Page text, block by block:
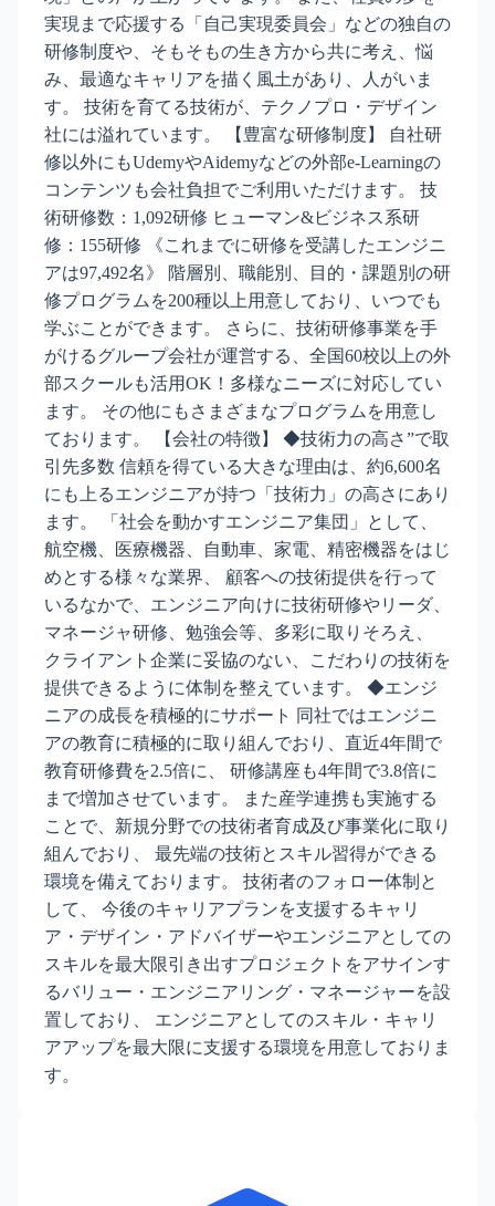
実現まで応援する「自己実現委員会」などの独自の
研修制度や、そもそもの生き方から共に考え、悩
み、最適なキャリアを描く風土があり、人がいま
す。 技術を育てる技術が、テクノプロ・デザイン
社には溢れています。 【豊富な研修制度】 自社研
修以外にもUdemyやAidemyなどの外部e-Learningの
コンテンツも会社負担でご利用いただけます。 技
術研修数：1,092研修 ヒューマン&ビジネス系研
修：155研修 《これまでに研修を受講したエンジニ
アは97,492名》 階層別、職能別、目的・課題別の研
修プログラムを200種以上用意しており、いつでも
学ぶことができます。 さらに、技術研修事業を手
がけるグループ会社が運営する、全国60校以上の外
部スクールも活用OK！多様なニーズに対応してい
ます。 その他にもさまざまなプログラムを用意し
ております。 【会社の特徴】 ◆技術力の高さ”で取
引先多数 信頼を得ている大きな理由は、約6,600名
にも上るエンジニアが持つ「技術力」の高さにあり
ます。 「社会を動かすエンジニア集団」として、
航空機、医療機器、自動車、家電、精密機器をはじ
めとする様々な業界、 顧客への技術提供を行って
いるなかで、エンジニア向けに技術研修やリーダ、
マネージャ研修、勉強会等、多彩に取りそろえ、
クライアント企業に妥協のない、こだわりの技術を
提供できるように体制を整えています。 ◆エンジ
ニアの成長を積極的にサポート 同社ではエンジニ
アの教育に積極的に取り組んでおり、直近4年間で
教育研修費を2.5倍に、 研修講座も4年間で3.8倍に
まで増加させています。 また産学連携も実施する
ことで、新規分野での技術者育成及び事業化に取り
組んでおり、 最先端の技術とスキル習得ができる
環境を備えております。 技術者のフォロー体制と
して、 今後のキャリアプランを支援するキャリ
ア・デザイン・アドバイザーやエンジニアとしての
スキルを最大限引き出すプロジェクトをアサインす
るバリュー・エンジニアリング・マネージャーを設
置しており、 エンジニアとしてのスキル・キャリ
アアップを最大限に支援する環境を用意しておりま
す。